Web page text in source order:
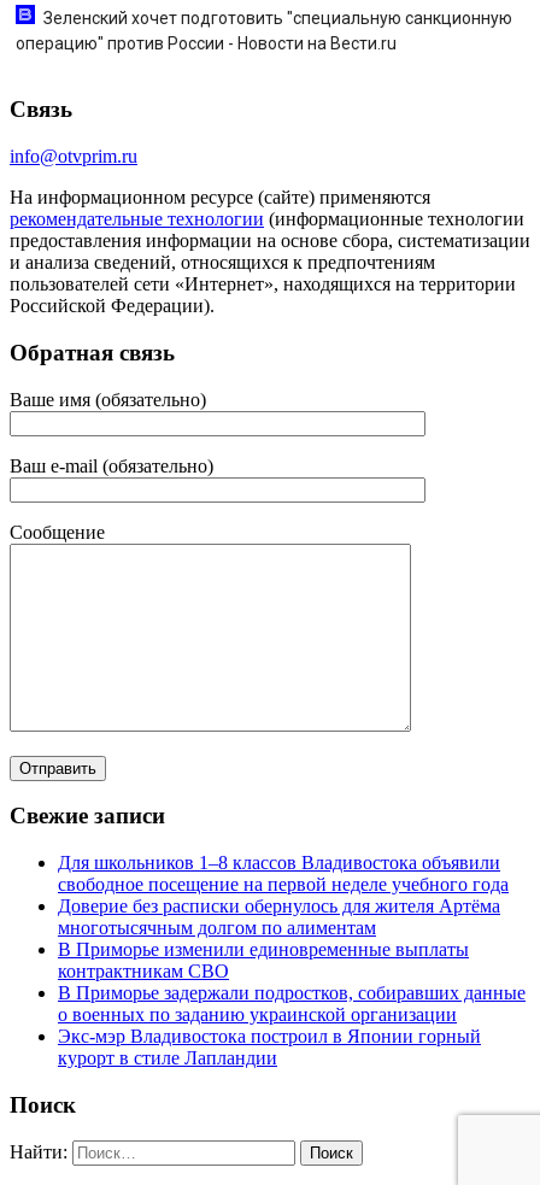
Зеленский хочет подготовить "специальную санкционную
операцию" против России - Новости на Вести.ru
Связь
info@otvprim.ru
На информационном ресурсе (сайте) применяются
рекомендательные технологии (информационные технологии
предоставления информации на основе сбора, систематизации
и анализа сведений, относящихся к предпочтениям
пользователей сети «Интернет», находящихся на территории
Российской Федерации).
Обратная связь
Ваше имя (обязательно)
Ваш e-mail (обязательно)
Сообщение
Свежие записи
Для школьников 1–8 классов Владивостока объявили
свободное посещение на первой неделе учебного года
Доверие без расписки обернулось для жителя Артёма
многотысячным долгом по алиментам
В Приморье изменили единовременные выплаты
контрактникам СВО
В Приморье задержали подростков, собиравших данные
о военных по заданию украинской организации
Экс-мэр Владивостока построил в Японии горный
курорт в стиле Лапландии
Поиск
Найти: